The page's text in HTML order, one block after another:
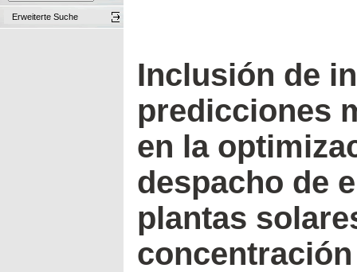
Erweiterte Suche
Inclusión de
predicciones
en la
despacho de
plantas
concentración